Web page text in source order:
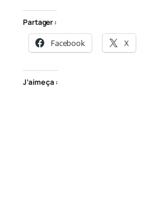
Partager :
Facebook X
J’aime ça :